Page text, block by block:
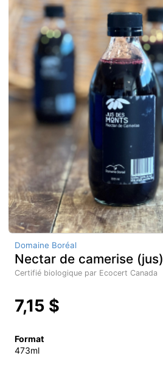
Domaine Boréal
Nectar de camerise (jus)
Certifié biologique par Ecocert Canada
7,15 $
Format
473ml